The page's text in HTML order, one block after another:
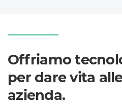
Offriamo
per dare vita
azienda.